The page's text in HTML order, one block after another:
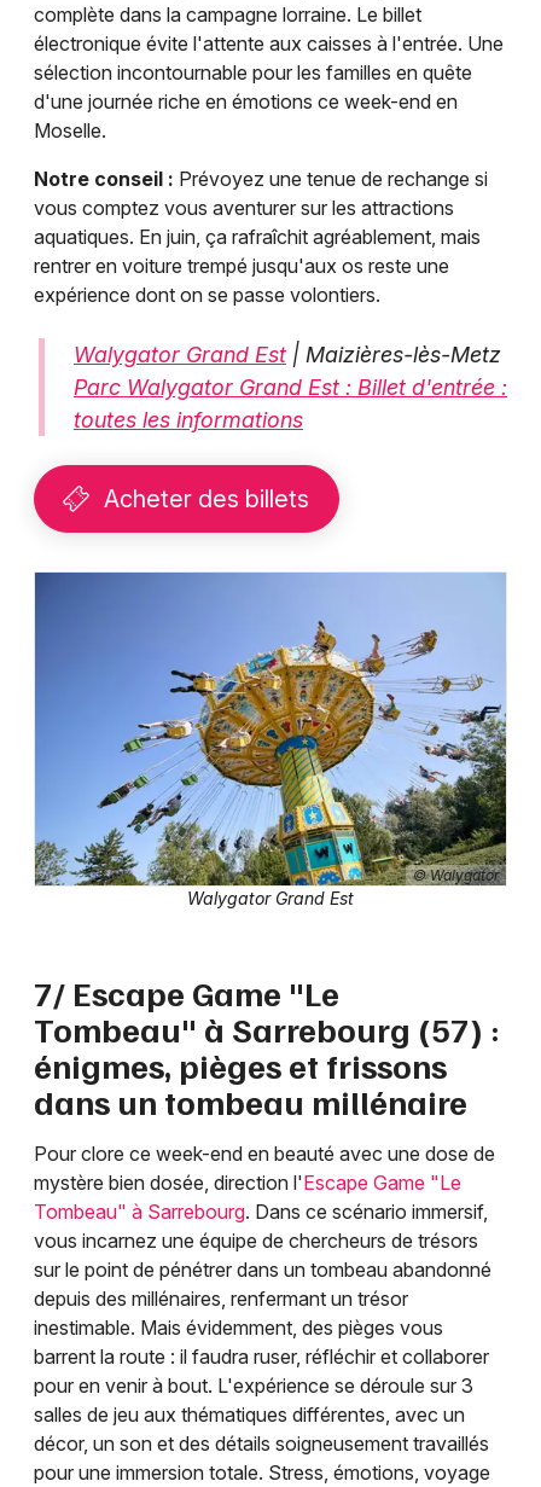
complète dans la campagne lorraine. Le billet
électronique évite l'attente aux caisses à l'entrée. Une
sélection incontournable pour les familles en quête
d'une journée riche en émotions ce week-end en
Moselle.
Notre conseil : Prévoyez une tenue de rechange si
vous comptez vous aventurer sur les attractions
aquatiques. En juin, ça rafraîchit agréablement, mais
rentrer en voiture trempé jusqu'aux os reste une
expérience dont on se passe volontiers.
Walygator Grand Est | Maizières-lès-Metz
Parc Walygator Grand Est : Billet d'entrée :
toutes les informations
Acheter des billets
© Walygator
Walygator Grand Est
7/ Escape Game "Le
Tombeau" à Sarrebourg (57) :
énigmes, pièges et frissons
dans un tombeau millénaire
Pour clore ce week-end en beauté avec une dose de
mystère bien dosée, direction l'Escape Game "Le
Tombeau" à Sarrebourg. Dans ce scénario immersif,
vous incarnez une équipe de chercheurs de trésors
sur le point de pénétrer dans un tombeau abandonné
depuis des millénaires, renfermant un trésor
inestimable. Mais évidemment, des pièges vous
barrent la route : il faudra ruser, réfléchir et collaborer
pour en venir à bout. L'expérience se déroule sur 3
salles de jeu aux thématiques différentes, avec un
décor, un son et des détails soigneusement travaillés
pour une immersion totale. Stress, émotions, voyage